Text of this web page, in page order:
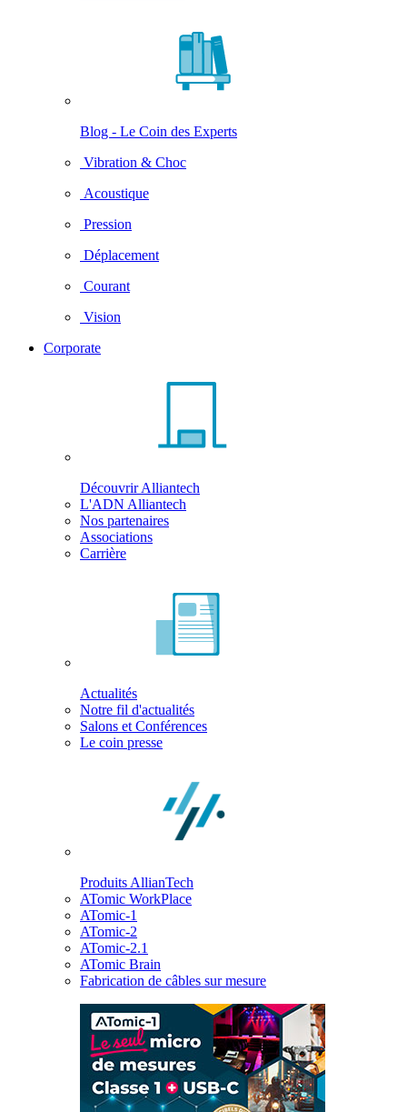
Blog - Le Coin des Experts
Vibration & Choc
Acoustique
Pression
Déplacement
Courant
Vision
Corporate
Découvrir Alliantech
L'ADN Alliantech
Nos partenaires
Associations
Carrière
Actualités
Notre fil d'actualités
Salons et Conférences
Le coin presse
Produits AllianTech
ATomic WorkPlace
ATomic-1
ATomic-2
ATomic-2.1
ATomic Brain
Fabrication de câbles sur mesure